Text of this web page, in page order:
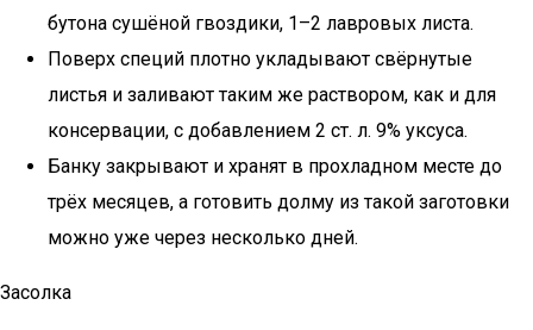
бутона сушёной гвоздики, 1–2 лавровых листа.
Поверх специй плотно укладывают свёрнутые
листья и заливают таким же раствором, как и для
консервации, с добавлением 2 ст. л. 9% уксуса.
Банку закрывают и хранят в прохладном месте до
трёх месяцев, а готовить долму из такой заготовки
можно уже через несколько дней.
Засолка